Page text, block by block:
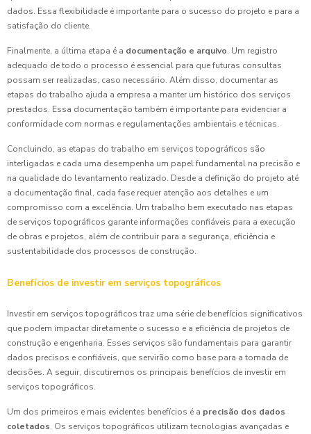
dados. Essa flexibilidade é importante para o sucesso do projeto e para a
satisfação do cliente.
Finalmente, a última etapa é a documentação e arquivo. Um registro
adequado de todo o processo é essencial para que futuras consultas
possam ser realizadas, caso necessário. Além disso, documentar as
etapas do trabalho ajuda a empresa a manter um histórico dos serviços
prestados. Essa documentação também é importante para evidenciar a
conformidade com normas e regulamentações ambientais e técnicas.
Concluindo, as etapas do trabalho em serviços topográficos são
interligadas e cada uma desempenha um papel fundamental na precisão e
na qualidade do levantamento realizado. Desde a definição do projeto até
a documentação final, cada fase requer atenção aos detalhes e um
compromisso com a excelência. Um trabalho bem executado nas etapas
de serviços topográficos garante informações confiáveis para a execução
de obras e projetos, além de contribuir para a segurança, eficiência e
sustentabilidade dos processos de construção.
Benefícios de investir em serviços topográficos
Investir em serviços topográficos traz uma série de benefícios significativos
que podem impactar diretamente o sucesso e a eficiência de projetos de
construção e engenharia. Esses serviços são fundamentais para garantir
dados precisos e confiáveis, que servirão como base para a tomada de
decisões. A seguir, discutiremos os principais benefícios de investir em
serviços topográficos.
Um dos primeiros e mais evidentes benefícios é a precisão dos dados
coletados. Os serviços topográficos utilizam tecnologias avançadas e